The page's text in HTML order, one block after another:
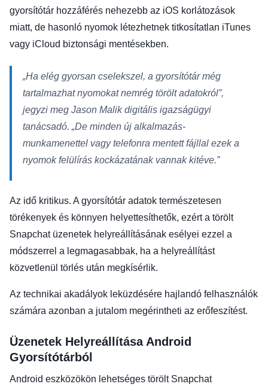
gyorsítótár hozzáférés nehezebb az iOS korlátozások
miatt, de hasonló nyomok létezhetnek titkosítatlan iTunes
vagy iCloud biztonsági mentésekben.
„Ha elég gyorsan cselekszel, a gyorsítótár még
tartalmazhat nyomokat nemrég törölt adatokról”,
jegyzi meg Jason Malik digitális igazságügyi
tanácsadó. „De minden új alkalmazás-
munkamenettel vagy telefonra mentett fájllal ezek a
nyomok felülírás kockázatának vannak kitéve.”
Az idő kritikus. A gyorsítótár adatok természetesen
törékenyek és könnyen helyettesíthetők, ezért a törölt
Snapchat üzenetek helyreállításának esélyei ezzel a
módszerrel a legmagasabbak, ha a helyreállítást
közvetlenül törlés után megkísérlik.
Az technikai akadályok leküzdésére hajlandó felhasználók
számára azonban a jutalom megérintheti az erőfeszítést.
Üzenetek Helyreállítása Android
Gyorsítótárból
Android eszközökön lehetséges törölt Snapchat